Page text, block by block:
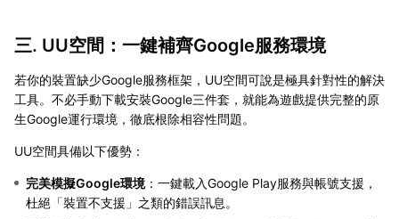
三. UU空間：一鍵補齊Google服務環境
若你的裝置缺少Google服務框架，UU空間可說是極具針對性的解決
工具。不必手動下載安裝Google三件套，就能為遊戲提供完整的原
生Google運行環境，徹底根除相容性問題。
UU空間具備以下優勢：
完美模擬Google環境：一鍵載入Google Play服務與帳號支援，
杜絕「裝置不支援」之類的錯誤訊息。